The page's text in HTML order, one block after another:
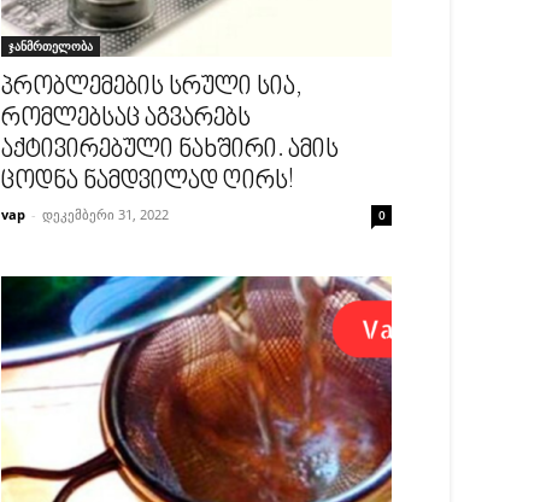
ჯანმრთელობა
პრობლემების სრული სია,
რომლებსაც აგვარებს
აქტივირებული ნახშირი. ამის
ცოდნა ნამდვილად ღირს!
vap - დეკემბერი 31, 2022 0